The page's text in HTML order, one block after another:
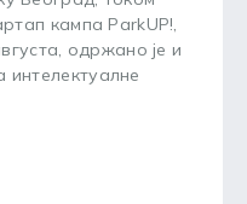
кампа ParkUP!,
одржано је и